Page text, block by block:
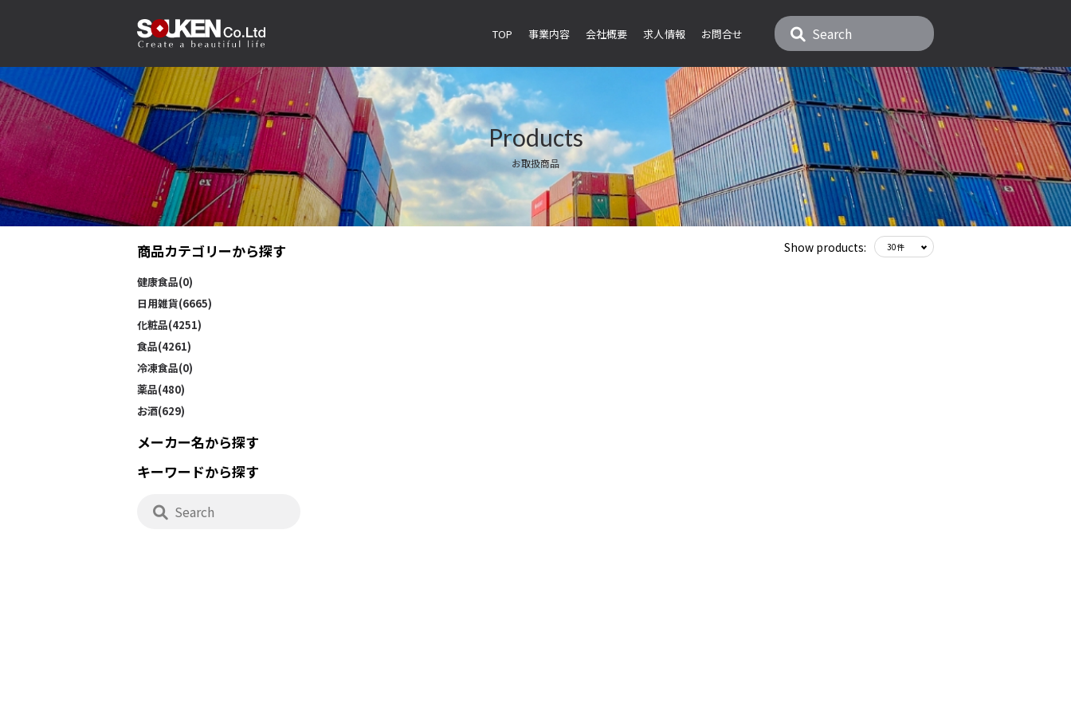
TOP 事業内容 会社概要 求人情報 お問合せ
Products
お取扱商品
商品カテゴリーから探す
健康食品(0)
日用雑貨(6665)
化粧品(4251)
食品(4261)
冷凍食品(0)
薬品(480)
お酒(629)
メーカー名から探す
キーワードから探す
Show products: